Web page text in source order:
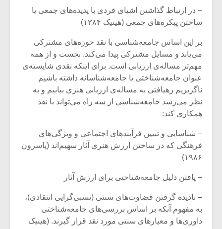
– در ارتباط گذاشتن اشیای فردی با پدیده‌های جمعی یا
ساختن پیکره‌های جمعی (هینیک ۱۳۸۴)
بر این اساس جامعه‌شناسی با نقد حوزه‌های مشترکی
می‌یابد و مسایل مشترکی پیدا می‌کند. نخست و از همه
مهم‌تر مساله‌ی ارزیابی است. برای اینکه نقدی شایسته‌ی
عنوان جامعه‌شناختی یا جامعه‌شناسانه داشته باشیم
ناگزیریم رهیافتی به مساله‌ی ارزیابی هنری بیابیم و به
نظر می‌رسد جامعه‌شناسی از سه راه می‌تواند با نقد
همکاری کند:
– شناسایی و تبیین فرآیندهای اجتماعی و ویژگی‌های
فرهنگی که در ساختن ارزش هنری آثار سهیم‌اند (پاسرون
۱۹۸۶)
– یافتن دلیل جامعه‌شناختی برای ارزش آثار
– نادیده گرفتن قضاوت‌های سنتی (نسبی‌گرایی انتقادی)،
به مفهوم آنکه بر اساس بررسی‌های جامعه‌شناختی
داوری‌ها و معیارهای سنتی مورد نقد قرار گیرند. (هینیک